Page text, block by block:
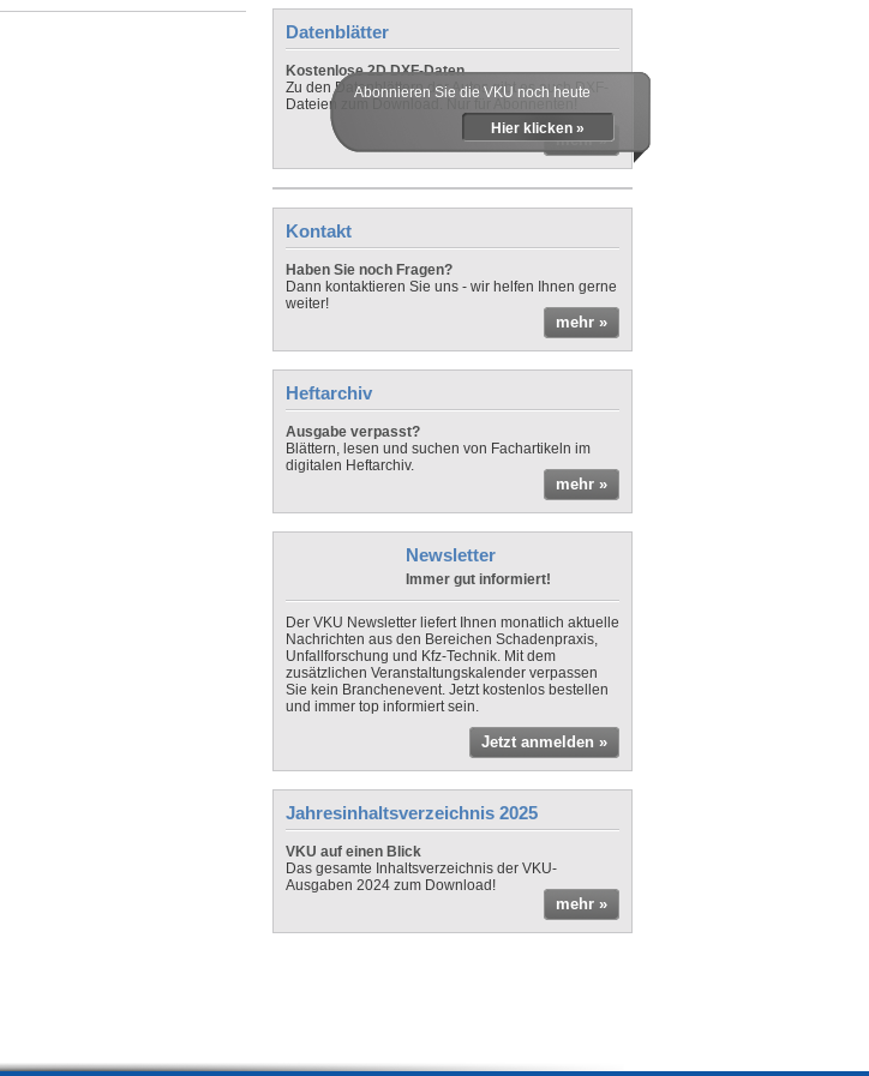
Datenblätter
Kostenlose 2D DXF-Daten
Zu den Datenblättern der Autos gibt es auch DXF-
Dateien zum Download. Nur für Abonnenten!
mehr »
Abonnieren Sie die VKU noch heute
Hier klicken »
Kontakt
Haben Sie noch Fragen?
Dann kontaktieren Sie uns - wir helfen Ihnen gerne
weiter!
mehr »
Heftarchiv
Ausgabe verpasst?
Blättern, lesen und suchen von Fachartikeln im
digitalen Heftarchiv.
mehr »
Newsletter
Immer gut informiert!
Der VKU Newsletter liefert Ihnen monatlich aktuelle
Nachrichten aus den Bereichen Schadenpraxis,
Unfallforschung und Kfz-Technik. Mit dem
zusätzlichen Veranstaltungskalender verpassen
Sie kein Branchenevent. Jetzt kostenlos bestellen
und immer top informiert sein.
Jetzt anmelden »
Jahresinhaltsverzeichnis 2025
VKU auf einen Blick
Das gesamte Inhaltsverzeichnis der VKU-
Ausgaben 2024 zum Download!
mehr »